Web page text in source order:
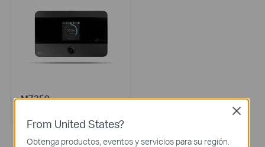
M7350
From United States?
Obtenga productos, eventos y servicios para su región.
Close